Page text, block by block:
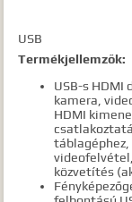
USB
Termékjellemzők:
USB-s HDMI
kamera,
HDMI
közvetítés